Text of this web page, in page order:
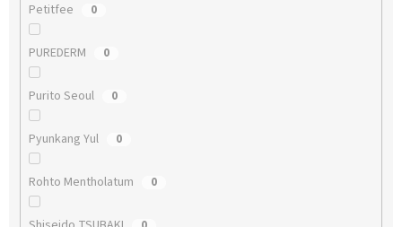
Petitfee 0
PUREDERM 0
Purito Seoul 0
Pyunkang Yul 0
Rohto Mentholatum 0